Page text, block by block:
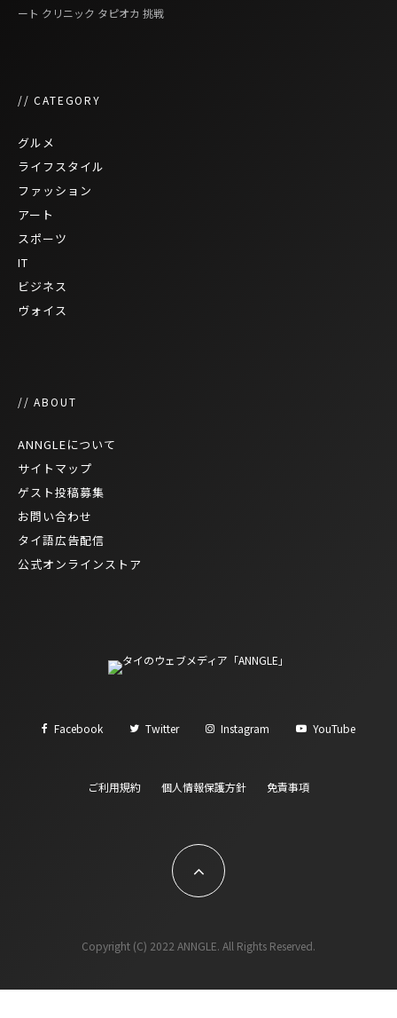
ート クリニック タピオカ 挑戦
// CATEGORY
グルメ
ライフスタイル
ファッション
アート
スポーツ
IT
ビジネス
ヴォイス
// ABOUT
ANNGLEについて
サイトマップ
ゲスト投稿募集
お問い合わせ
タイ語広告配信
公式オンラインストア
Facebook Twitter Instagram YouTube
ご利用規約 個人情報保護方針 免責事項
Copyright (C) 2022 ANNGLE. All Rights Reserved.